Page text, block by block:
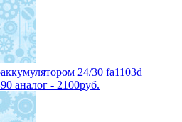
24/30 fa1103d
аналог - 2100руб.